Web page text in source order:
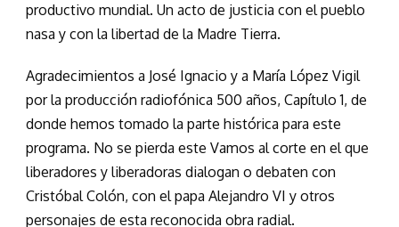
productivo mundial. Un acto de justicia con el pueblo
nasa y con la libertad de la Madre Tierra.
Agradecimientos a José Ignacio y a María López Vigil
por la producción radiofónica 500 años, Capítulo 1, de
donde hemos tomado la parte histórica para este
programa. No se pierda este Vamos al corte en el que
liberadores y liberadoras dialogan o debaten con
Cristóbal Colón, con el papa Alejandro VI y otros
personajes de esta reconocida obra radial.